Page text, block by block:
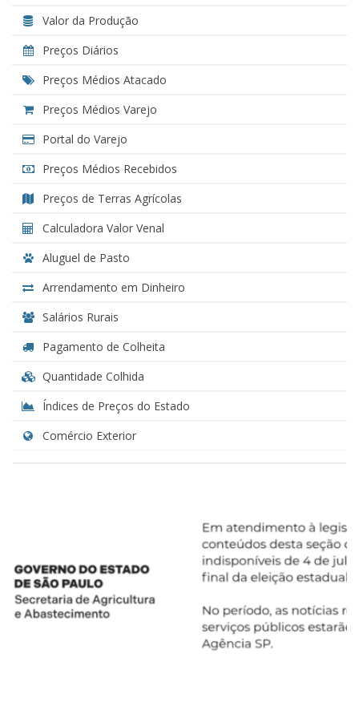
Valor da Produção
Preços Diários
Preços Médios Atacado
Preços Médios Varejo
Portal do Varejo
Preços Médios Recebidos
Preços de Terras Agrícolas
Calculadora Valor Venal
Aluguel de Pasto
Arrendamento em Dinheiro
Salários Rurais
Pagamento de Colheita
Quantidade Colhida
Índices de Preços do Estado
Comércio Exterior